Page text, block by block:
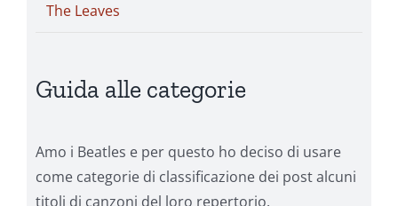
The Leaves
Guida alle categorie
Amo i Beatles e per questo ho deciso di usare
come categorie di classificazione dei post alcuni
titoli di canzoni del loro repertorio.